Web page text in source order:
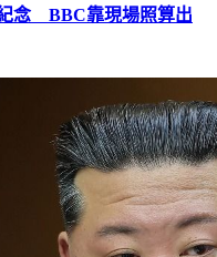
念 BBC靠現場照算出